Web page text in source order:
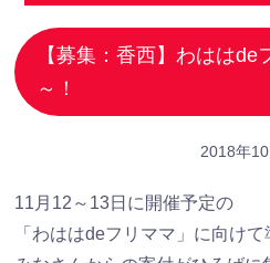
【募集：香西】わはは
～！
2018年
11月12～13日に開催予定の
「わははdeフリママ」に向けて